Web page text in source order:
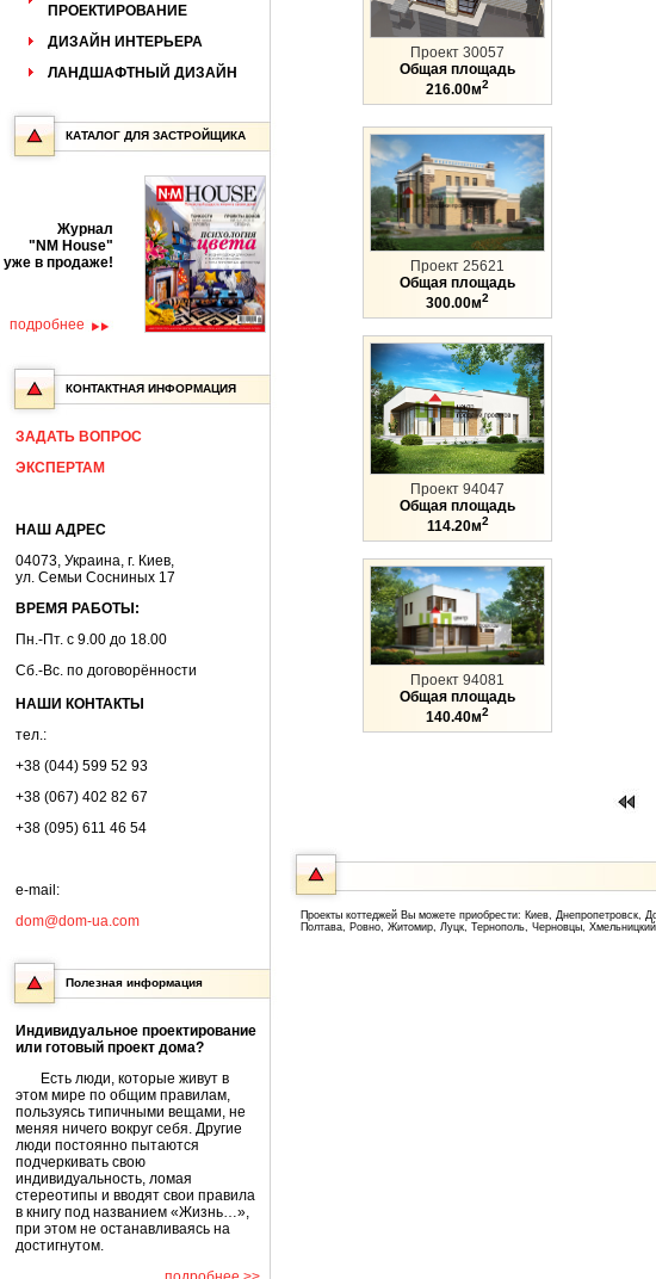
ПРОЕКТИРОВАНИЕ
ДИЗАЙН ИНТЕРЬЕРА
ЛАНДШАФТНЫЙ ДИЗАЙН
КАТАЛОГ ДЛЯ ЗАСТРОЙЩИКА
Журнал
"NM House"
уже в продаже!
подробнее
КОНТАКТНАЯ ИНФОРМАЦИЯ
ЗАДАТЬ ВОПРОС
ЭКСПЕРТАМ
НАШ АДРЕС
04073, Украина, г. Киев,
ул. Семьи Сосниных 17
ВРЕМЯ РАБОТЫ:
Пн.-Пт. с 9.00 до 18.00
Сб.-Вс. по договорённости
НАШИ КОНТАКТЫ
тел.:
+38 (044) 599 52 93
+38 (067) 402 82 67
+38 (095) 611 46 54
e-mail:
dom@dom-ua.com
Полезная информация
Индивидуальное проектирование
или готовый проект дома?
Есть люди, которые живут в
этом мире по общим правилам,
пользуясь типичными вещами, не
меняя ничего вокруг себя. Другие
люди постоянно пытаются
подчеркивать свою
индивидуальность, ломая
стереотипы и вводят свои правила
в книгу под названием «Жизнь…»,
при этом не останавливаясь на
достигнутом.
Проект 30057
Общая площадь
216.00м2
Проект 25621
Общая площадь
300.00м2
Проект 94047
Общая площадь
114.20м2
Проект 94081
Общая площадь
140.40м2
Проекты коттеджей Вы можете приобрести: Киев,
Полтава, Ровно, Житомир, Луцк, Тернополь, Черновцы,